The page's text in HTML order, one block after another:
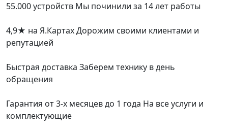
55.000 устройств Мы починили за 14 лет работы
4,9★ на Я.КартахДорожим своими клиентами и
репутацией
Быстрая доставка Заберем технику в день
обращения
Гарантия от 3-х месяцев до 1 года На все услуги и
комплектующие